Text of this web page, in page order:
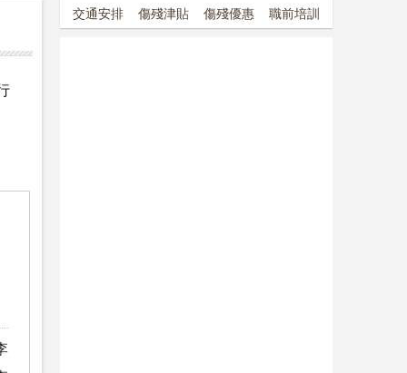
交通安排 傷殘津貼 傷殘優惠 職前培訓